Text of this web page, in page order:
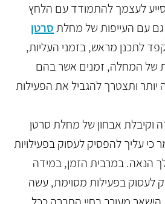
לעצמך להתמודד עם הלחץ
עם העייפות של מחלתסרטן
לתכנן מראש, בזמני העליות,
של המחלה, זמנים אשר בהם
ותצטרך להגביל את הפעילות
וקיבלת אבחון של מחלת סרטן
כי עליך להפסיק לעסוק בפעילויות
הנאה. במרבית הזמן, במידה
לעסוק בפעילות מסוימת, עשה